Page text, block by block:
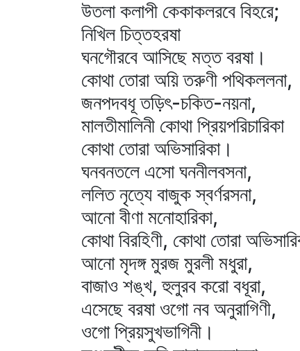
উতলা কলাপী কেকাকলরবে বিহরে;
নিখিল চিত্তহরষা
ঘনগৌরবে আসিছে মত্ত বরষা।
কোথা তোরা অয়ি তরুণী পথিকললনা,
জনপদবধূ তড়িৎ-চকিত-নয়না,
মালতীমালিনী কোথা প্রিয়পরিচারিকা
কোথা তোরা অভিসারিকা।
ঘনবনতলে এসো ঘননীলবসনা,
ললিত নৃত্যে বাজুক স্বর্ণরসনা,
আনো বীণা মনোহারিকা,
কোথা বিরহিণী, কোথা তোরা
আনো মৃদঙ্গ মুরজ মুরলী মধুরা,
বাজাও শঙ্খ, হুলুরব করো বধূরা,
এসেছে বরষা ওগো নব অনুরাগিণী,
ওগো প্রিয়সুখভাগিনী।